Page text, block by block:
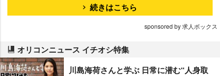
続きはこちら
sponsored by 求人ボックス
オリコンニュース イチオシ特集
川島海荷さんと学ぶ 日常に潜む“人身取